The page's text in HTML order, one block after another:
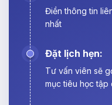
Điền thông tin
nhất
Đặt lịch hẹn:
Tư vấn viên sẽ
mục tiêu học tập